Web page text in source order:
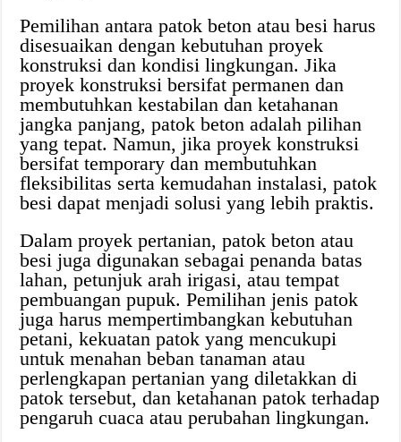
Pemilihan antara patok beton atau besi harus
disesuaikan dengan kebutuhan proyek
konstruksi dan kondisi lingkungan. Jika
proyek konstruksi bersifat permanen dan
membutuhkan kestabilan dan ketahanan
jangka panjang, patok beton adalah pilihan
yang tepat. Namun, jika proyek konstruksi
bersifat temporary dan membutuhkan
fleksibilitas serta kemudahan instalasi, patok
besi dapat menjadi solusi yang lebih praktis.
Dalam proyek pertanian, patok beton atau
besi juga digunakan sebagai penanda batas
lahan, petunjuk arah irigasi, atau tempat
pembuangan pupuk. Pemilihan jenis patok
juga harus mempertimbangkan kebutuhan
petani, kekuatan patok yang mencukupi
untuk menahan beban tanaman atau
perlengkapan pertanian yang diletakkan di
patok tersebut, dan ketahanan patok terhadap
pengaruh cuaca atau perubahan lingkungan.